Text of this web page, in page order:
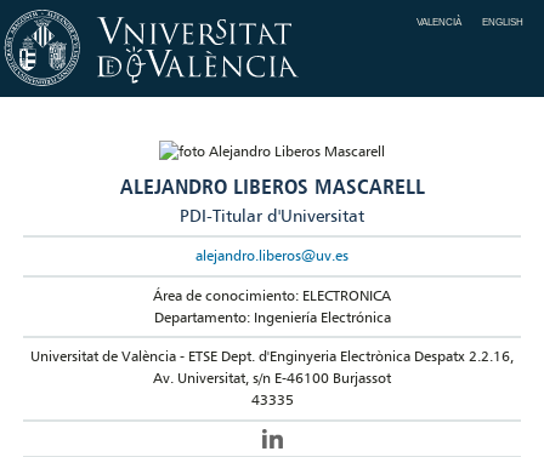
VALENCIÀ ENGLISH
ALEJANDRO LIBEROS MASCARELL
PDI-Titular d'Universitat
alejandro.liberos@uv.es
Área de conocimiento: ELECTRONICA
Departamento: Ingeniería Electrónica
Universitat de València - ETSE Dept. d'Enginyeria Electrònica Despatx 2.2.16,
Av. Universitat, s/n E-46100 Burjassot
43335